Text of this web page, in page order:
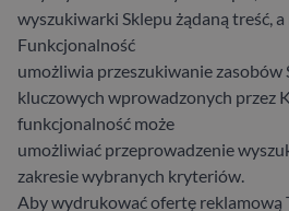
wyszukiwarki Sklepu żądaną treść,
Funkcjonalność
umożliwia przeszukiwanie zasobów
kluczowych wprowadzonych przez
funkcjonalność może
umożliwiać przeprowadzenie
zakresie wybranych kryteriów.
Aby wydrukować ofertę reklamową